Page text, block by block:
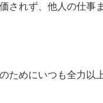
されず、他人の仕
ためにいつも全力以